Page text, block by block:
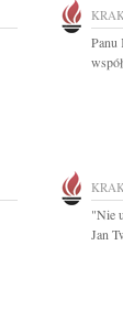
Panu
"Nie
Jan